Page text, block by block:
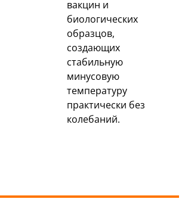
вакцин и
биологических
образцов,
создающих
стабильную
минусовую
температуру
практически без
колебаний.